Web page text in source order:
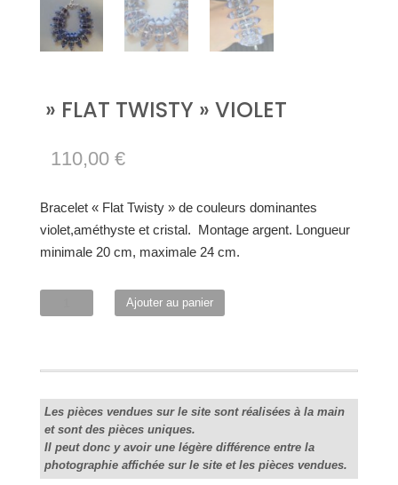
» FLAT TWISTY » VIOLET
110,00 €
Bracelet « Flat Twisty » de couleurs dominantes
violet,améthyste et cristal. Montage argent. Longueur
minimale 20 cm, maximale 24 cm.
Flat
violet
Ajouter au panier
Les pièces vendues sur le site sont réalisées à la main
et sont des pièces uniques.
Il peut donc y avoir une légère différence entre la
photographie affichée sur le site et les pièces vendues.